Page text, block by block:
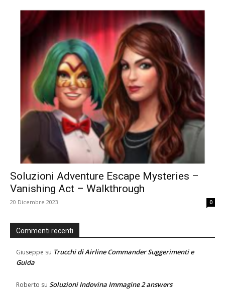
Soluzioni Adventure Escape Mysteries –
Vanishing Act – Walkthrough
20 Dicembre 2023 0
Commenti recenti
Giuseppe su Trucchi di Airline Commander Suggerimenti e
Guida
Roberto su Soluzioni Indovina Immagine 2 answers